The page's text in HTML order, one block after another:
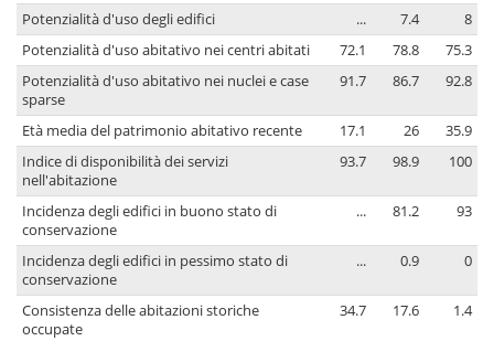
Potenzialità d'uso degli edifici
... 7.4
8
Potenzialità d'uso abitativo nei centri abitati
72.1 78.8
75.3
Potenzialità d'uso abitativo nei nuclei e case
sparse
91.7 86.7 92.8
Età media del patrimonio abitativo recente 17.1 26
35.9
Indice di disponibilità dei servizi
nell'abitazione
93.7 98.9 100
Incidenza degli edifici in buono stato di
conservazione
... 81.2 93
Incidenza degli edifici in pessimo stato di
conservazione
... 0.9 0
Consistenza delle abitazioni storiche
occupate
34.7 17.6 1.4